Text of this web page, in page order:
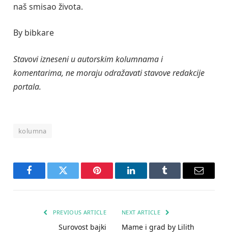
naš smisao života.
By bibkare
Stavovi izneseni u autorskim kolumnama i
komentarima, ne moraju odražavati stavove redakcije
portala.
kolumna
FacebookTwitter Pinterest LinkedInTumblr Email
PREVIOUS ARTICLE
Surovost bajki
NEXT ARTICLE
Mame i grad by Lilith